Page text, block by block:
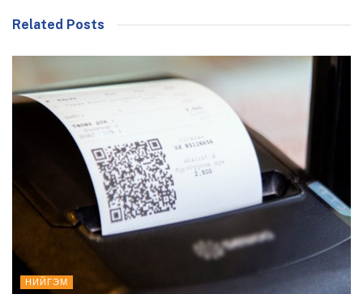
Related Posts
НИЙГЭМ